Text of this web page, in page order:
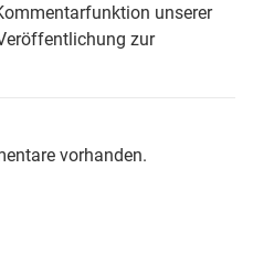
unserer
zur
vorhanden.